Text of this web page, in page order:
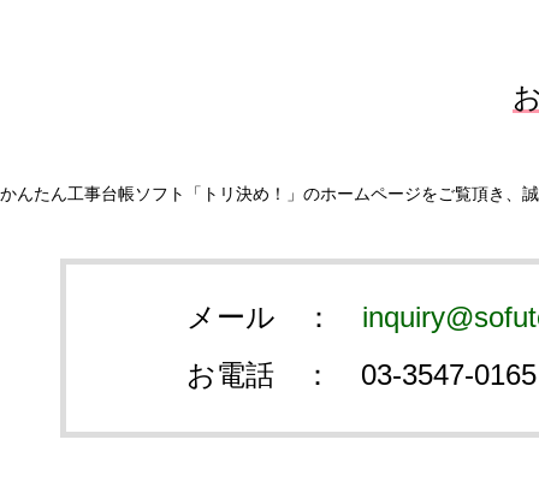
かんたん工事台帳ソフト「トリ決め！」のホームページをご覧頂き、
メール ：
お電話 ： 03-3547-0165